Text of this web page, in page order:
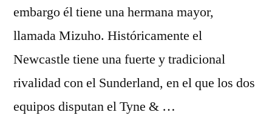
embargo él tiene una hermana mayor,
llamada Mizuho. Históricamente el
Newcastle tiene una fuerte y tradicional
rivalidad con el Sunderland, en el que los dos
equipos disputan el Tyne & …